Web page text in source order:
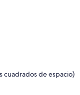
cuadrados de espacio)